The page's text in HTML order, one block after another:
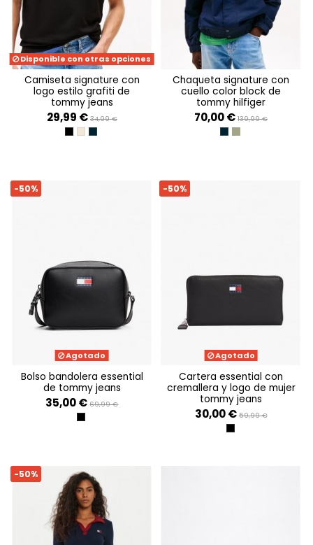
Disponible con otras opciones
camiseta signature con
logo estilo grafiti de
tommy jeans
29,99 € 34,99 €
BLACK
ECRUDARK NIGHT NAVY
chaqueta signature con
cuello color block de
tommy hilfiger
70,00 € 139,99 €
DARK NIGHT NAVY
ARUBA GREEN
-50%
Agotado
bolso bandolera essential
de tommy jeans
35,00 € 69,99 €
BLACK
-50%
Agotado
cartera essential con
cremallera y logo de mujer
tommy jeans
30,00 € 59,99 €
BLACK
-50%